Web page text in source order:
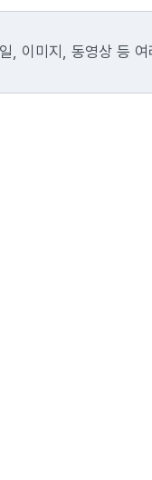
, 이미지, 동영상 등